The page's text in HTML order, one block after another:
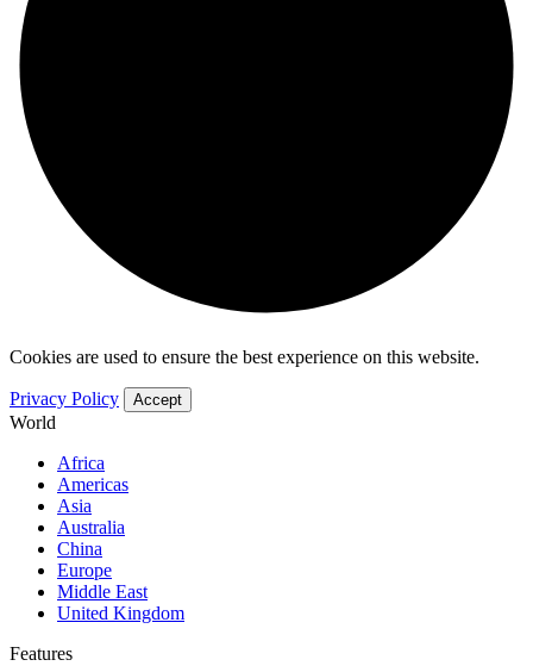
Cookies are used to ensure the best experience on this website.
Privacy Policy Accept
World
Africa
Americas
Asia
Australia
China
Europe
Middle East
United Kingdom
Features